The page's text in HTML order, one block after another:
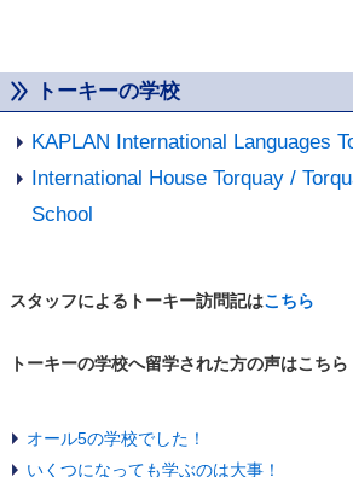
トーキーの学校
KAPLAN International Languages
International House Torquay /
School
スタッフによるトーキー訪問記はこちら
トーキーの学校へ留学された方の声はこちら
オール5の学校でした！
いくつになっても学ぶのは大事！